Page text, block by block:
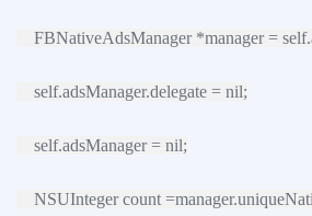
FBNativeAdsManager *manager =
self.adsManager.delegate = nil;
self.adsManager = nil;
NSUInteger count